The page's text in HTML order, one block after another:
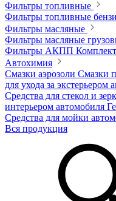
Фильтры топливные
Фильтры топливные
Фильтры масляные
Фильтры масляные
Фильтры АКПП
Автохимия
Смазки аэрозоли Смазки
для ухода за экстерьером
Средства для стекол и
интерьером автомобиля
Средства для мойки
Вся продукция